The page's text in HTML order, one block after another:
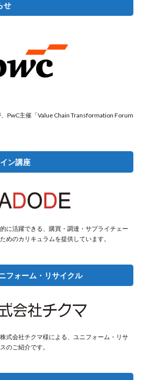
せ
PwC主催「Value Chain Transformation Forum
ン講座
に活躍できる、購買・調達・サプライチェー
めのカリキュラムを提供しています。
フォーム・リサイクル
式会社チクマ様による、ユニフォーム・リサ
のご紹介です。